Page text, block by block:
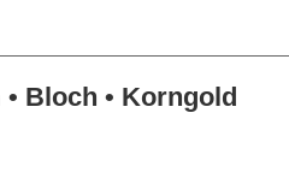
Bloch • Korngold